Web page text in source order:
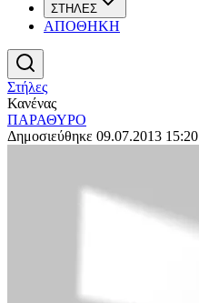
ΣΤΗΛΕΣ
ΑΠΟΘΗΚΗ
Στήλες
Κανένας
ΠΑΡΑΘΥΡΟ
Δημοσιεύθηκε 09.07.2013 15:20